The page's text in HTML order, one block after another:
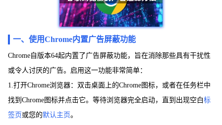
一、使用Chrome内置广告屏蔽功能
Chrome自版本64起内置了广告屏蔽功能，旨在消除那些具有干扰性
或令人讨厌的广告。启用这一功能非常简单：
1.打开Chrome浏览器：双击桌面上的Chrome图标，或者在任务栏中
找到Chrome图标并点击它。等待浏览器完全启动，直到出现空白标
签页或您的默认主页。